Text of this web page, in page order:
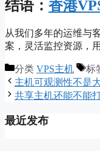
结语： 香港
从我们多年的运维与
案，灵活监控资源，
分类 VPS主机 标
主机可观测性不是
共享主机还能不能
最近发布